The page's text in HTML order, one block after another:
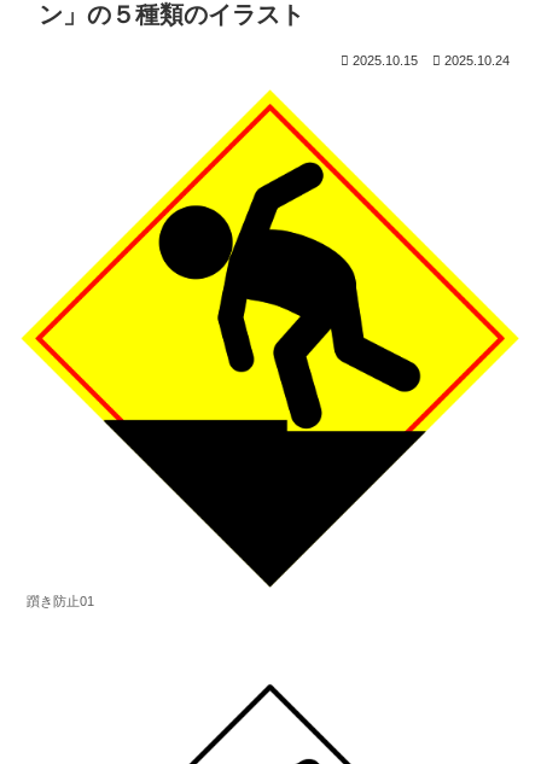
ン」の５種類のイラスト
2025.10.15 2025.10.24
躓き防止01